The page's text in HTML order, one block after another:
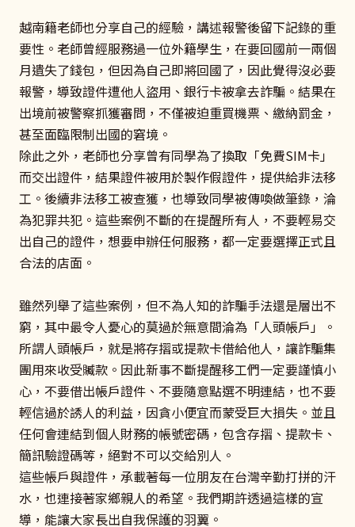
越南籍老師也分享自己的經驗，講述報警後留下記錄的重
要性。老師曾經服務過一位外籍學生，在要回國前一兩個
月遺失了錢包，但因為自己即將回國了，因此覺得沒必要
報警，導致證件遭他人盜用、銀行卡被拿去詐騙。結果在
出境前被警察抓獲審問，不僅被迫重買機票、繳納罰金，
甚至面臨限制出國的窘境。
除此之外，老師也分享曾有同學為了換取「免費SIM卡」
而交出證件，結果證件被用於製作假證件，提供給非法移
工。後續非法移工被查獲，也導致同學被傳喚做筆錄，淪
為犯罪共犯。這些案例不斷的在提醒所有人，不要輕易交
出自己的證件，想要申辦任何服務，都一定要選擇正式且
合法的店面。
雖然列舉了這些案例，但不為人知的詐騙手法還是層出不
窮，其中最令人憂心的莫過於無意間淪為「人頭帳戶」。
所謂人頭帳戶，就是將存摺或提款卡借給他人，讓詐騙集
團用來收受贓款。因此新事不斷提醒移工們一定要謹慎小
心，不要借出帳戶證件、不要隨意點選不明連結，也不要
輕信過於誘人的利益，因貪小便宜而蒙受巨大損失。並且
任何會連結到個人財務的帳號密碼，包含存摺、提款卡、
簡訊驗證碼等，絕對不可以交給別人。
這些帳戶與證件，承載著每一位朋友在台灣辛勤打拼的汗
水，也連接著家鄉親人的希望。我們期許透過這樣的宣
導，能讓大家長出自我保護的羽翼。